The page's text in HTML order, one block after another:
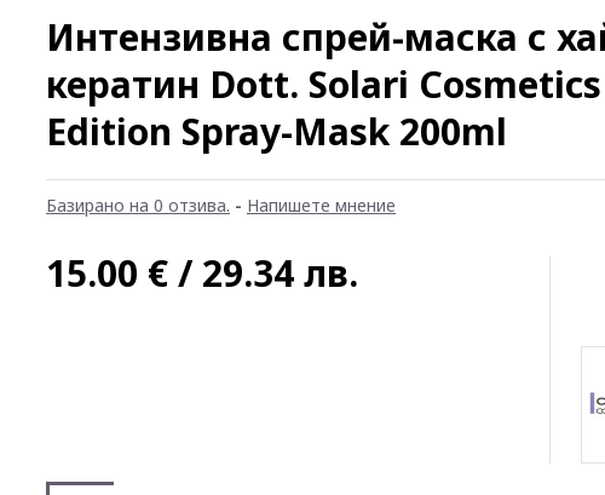
Интензивна спрей-маска с
кератин Dott. Solari
Edition Spray-Mask 200ml
Базирано на 0 отзива. - Напишете мнение
15.00 € / 29.34 лв.